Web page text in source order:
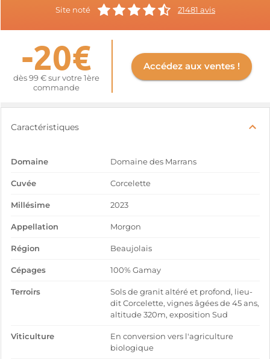
Site noté 21481 avis
-20€
dès 99 € sur votre 1ère
commande
Accédez aux ventes !
Caractéristiques
Domaine Domaine des Marrans
Cuvée Corcelette
Millésime 2023
Appellation Morgon
Région Beaujolais
Cépages 100% Gamay
Terroirs
Sols de granit altéré et profond, lieu-
dit Corcelette, vignes âgées de 45 ans,
altitude 320m, exposition Sud
Viticulture
En conversion vers l'agriculture
biologique